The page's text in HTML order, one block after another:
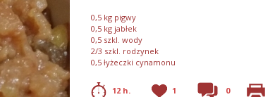
0,5 kg pigwy
0,5 kg jabłek
0,5 szkl. wody
2/3 szkl. rodzynek
0,5 łyżeczki cynamonu
12 h.
1 0